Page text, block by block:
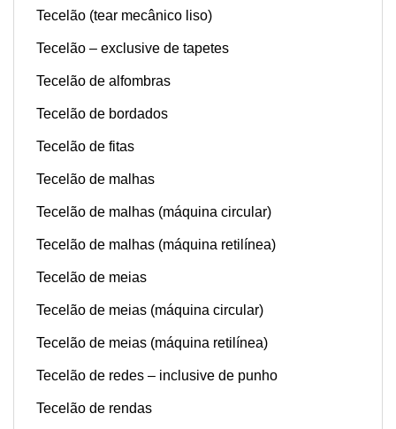
Tecelão (tear mecânico liso)
Tecelão – exclusive de tapetes
Tecelão de alfombras
Tecelão de bordados
Tecelão de fitas
Tecelão de malhas
Tecelão de malhas (máquina circular)
Tecelão de malhas (máquina retilínea)
Tecelão de meias
Tecelão de meias (máquina circular)
Tecelão de meias (máquina retilínea)
Tecelão de redes – inclusive de punho
Tecelão de rendas